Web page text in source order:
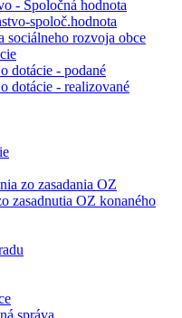
- Spoločná hodnota
spoloč.hodnota
sociálneho rozvoja obce
dotácie - podané
dotácie - realizované
zo zasadania OZ
zasadnutia OZ konaného
správa